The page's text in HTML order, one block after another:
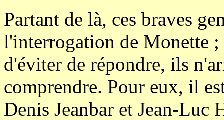
Partant de là, ces braves
l'interrogation de Monette ;
d'éviter de répondre, ils
comprendre. Pour eux, il
Denis Jeanbar et Jean-Luc